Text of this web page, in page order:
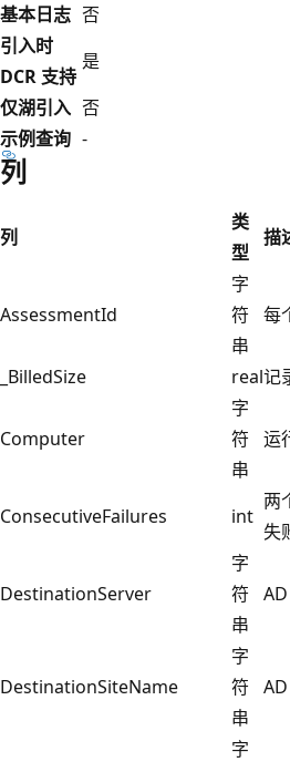
基本日志 否
引入时
DCR 支持
是
仅湖引入 否
示例查询 -
列
列
类
型
描
AssessmentId
字
符
串
每
_BilledSize real记
Computer
字
符
串
运
ConsecutiveFailures int
两
失
DestinationServer
字
符
串
DestinationSiteName
字
符
串
字